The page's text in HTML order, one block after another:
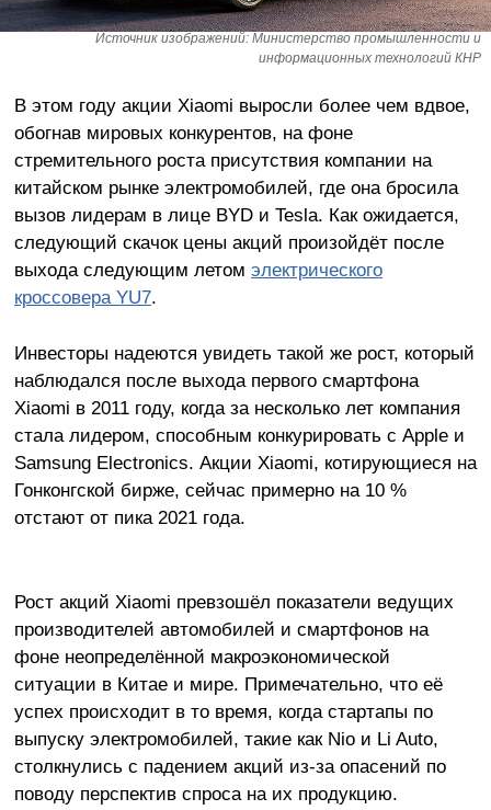
Источник изображений: Министерство промышленности и
информационных технологий КНР
В этом году акции Xiaomi выросли более чем вдвое,
обогнав мировых конкурентов, на фоне
стремительного роста присутствия компании на
китайском рынке электромобилей, где она бросила
вызов лидерам в лице BYD и Tesla. Как ожидается,
следующий скачок цены акций произойдёт после
выхода следующим летом электрического
кроссовера YU7.
Инвесторы надеются увидеть такой же рост, который
наблюдался после выхода первого смартфона
Xiaomi в 2011 году, когда за несколько лет компания
стала лидером, способным конкурировать с Apple и
Samsung Electronics. Акции Xiaomi, котирующиеся на
Гонконгской бирже, сейчас примерно на 10 %
отстают от пика 2021 года.
Рост акций Xiaomi превзошёл показатели ведущих
производителей автомобилей и смартфонов на
фоне неопределённой макроэкономической
ситуации в Китае и мире. Примечательно, что её
успех происходит в то время, когда стартапы по
выпуску электромобилей, такие как Nio и Li Auto,
столкнулись с падением акций из-за опасений по
поводу перспектив спроса на их продукцию.